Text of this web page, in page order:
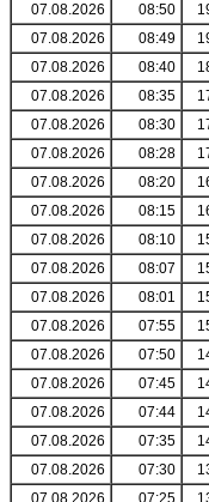
07.08.2026
08:50
07.08.2026
08:49
07.08.2026
08:40
07.08.2026
08:35
07.08.2026
08:30
07.08.2026
08:28
07.08.2026
08:20
07.08.2026
08:15
07.08.2026
08:10
07.08.2026
08:07
07.08.2026
08:01
07.08.2026
07:55
07.08.2026
07:50
07.08.2026
07:45
07.08.2026
07:44
07.08.2026
07:35
07.08.2026
07:30
07.08.2026
07:25